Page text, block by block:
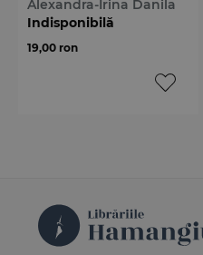
Alexandra-Irina Danila
Indisponibilă
19,00 ron